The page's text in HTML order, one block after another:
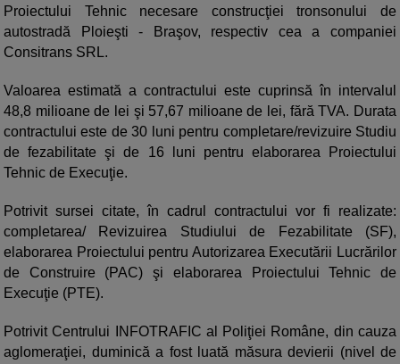
Proiectului Tehnic necesare construcţiei tronsonului de
autostradă Ploieşti - Braşov, respectiv cea a companiei
Consitrans SRL.
Valoarea estimată a contractului este cuprinsă în intervalul
48,8 milioane de lei şi 57,67 milioane de lei, fără TVA. Durata
contractului este de 30 luni pentru completare/revizuire Studiu
de fezabilitate şi de 16 luni pentru elaborarea Proiectului
Tehnic de Execuţie.
Potrivit sursei citate, în cadrul contractului vor fi realizate:
completarea/ Revizuirea Studiului de Fezabilitate (SF),
elaborarea Proiectului pentru Autorizarea Executării Lucrărilor
de Construire (PAC) şi elaborarea Proiectului Tehnic de
Execuţie (PTE).
Potrivit Centrului INFOTRAFIC al Poliţiei Române, din cauza
aglomeraţiei, duminică a fost luată măsura devierii (nivel de